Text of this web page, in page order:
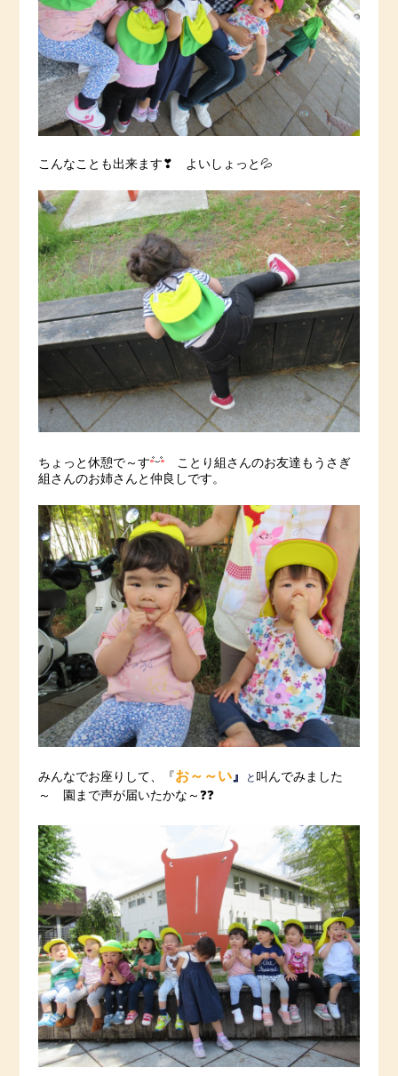
こんなことも出来ます❣ よいしょっと💦
ちょっと休憩で～す
ことり組さんのお友達もうさぎ
組さんのお姉さんと仲良しです。
みんなでお座りして、 『お～～い』 と 叫んでみました
～ 園まで声が届いたかな～❓❓